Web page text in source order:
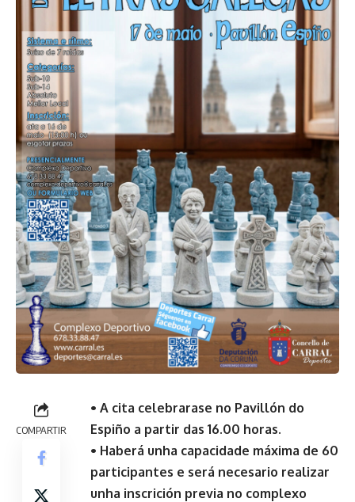
COMPARTIR
• A cita celebrarase no Pavillón do
Espiño a partir das 16.00 horas.
• Haberá unha capacidade máxima de 60
participantes e será necesario realizar
unha inscrición previa no complexo